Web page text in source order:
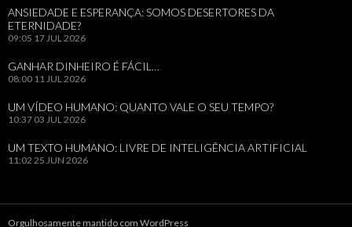
ANSIEDADE E ESPERANÇA: SOMOS DESERTORES DA
ETERNIDADE?
09:05 17 JUL 2026
GANHAR DINHEIRO É FÁCIL…
08:00 11 JUL 2026
UM VÍDEO HUMANO: QUANTO VALE O SEU TEMPO?
10:37 03 JUL 2026
UM TEXTO HUMANO: LIVRE DE INTELIGÊNCIA ARTIFICIAL
11:02 25 JUN 2026
Orgulhosamente mantido com WordPress